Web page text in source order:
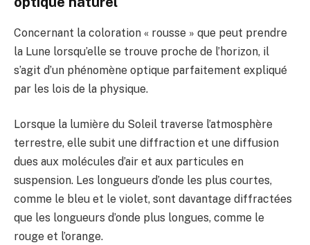
Concernant la coloration « rousse » que peut prendre
la Lune lorsqu’elle se trouve proche de l’horizon, il
s’agit d’un phénomène optique parfaitement expliqué
par les lois de la physique.
Lorsque la lumière du Soleil traverse l’atmosphère
terrestre, elle subit une diffraction et une diffusion
dues aux molécules d’air et aux particules en
suspension. Les longueurs d’onde les plus courtes,
comme le bleu et le violet, sont davantage diffractées
que les longueurs d’onde plus longues, comme le
rouge et l’orange.